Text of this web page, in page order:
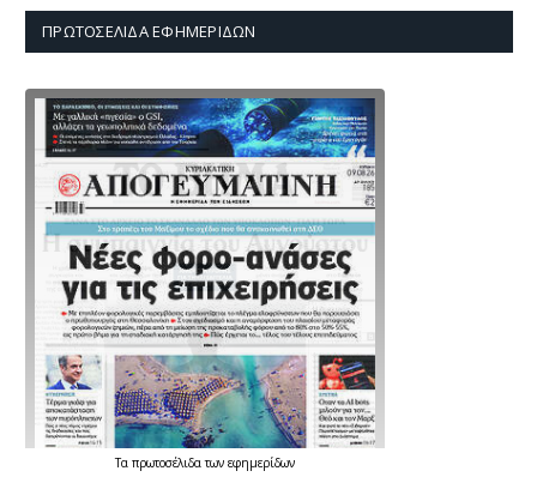
ΠΡΩΤΟΣΈΛΙΔΑ ΕΦΗΜΕΡΊΔΩΝ
Τα πρωτοσέλιδατων εφημερίδων